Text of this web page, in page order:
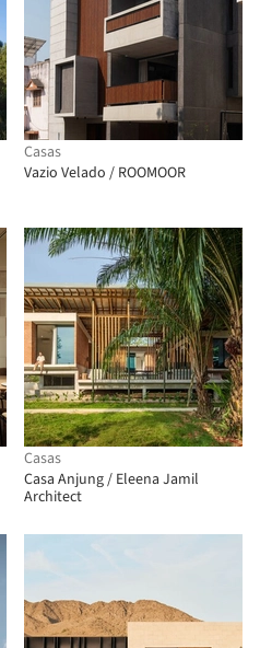
Casas
Vazio Velado / ROOMOOR
Casas
Casa Anjung / Eleena Jamil
Architect